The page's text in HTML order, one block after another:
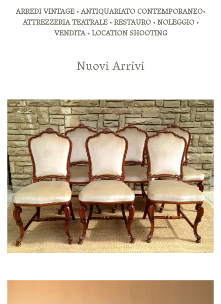
ARREDI VINTAGE • ANTIQUARIATO CONTEMPORANEO•
ATTREZZERIA TEATRALE • RESTAURO • NOLEGGIO •
VENDITA • LOCATION SHOOTING
Nuovi Arrivi